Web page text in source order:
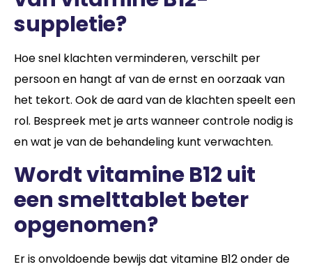
suppletie?
Hoe snel klachten verminderen, verschilt per
persoon en hangt af van de ernst en oorzaak van
het tekort. Ook de aard van de klachten speelt een
rol. Bespreek met je arts wanneer controle nodig is
en wat je van de behandeling kunt verwachten.
Wordt vitamine B12 uit
een smelttablet beter
opgenomen?
Er is onvoldoende bewijs dat vitamine B12 onder de